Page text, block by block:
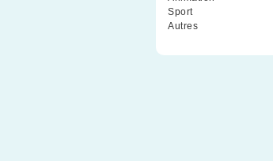
Sport(2)
Autres